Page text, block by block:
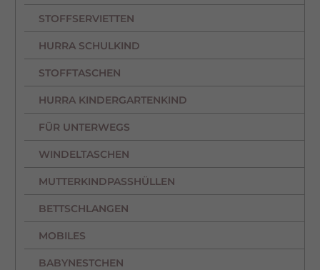
STOFFSERVIETTEN
HURRA SCHULKIND
STOFFTASCHEN
HURRA KINDERGARTENKIND
FÜR UNTERWEGS
WINDELTASCHEN
MUTTERKINDPASSHÜLLEN
BETTSCHLANGEN
MOBILES
BABYNESTCHEN
werden, bedarf der Zugriff auf diese Inhalte keiner manuellen Einwilligung
Cookie-Informationen anzeigen